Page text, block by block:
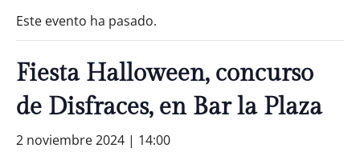
Este evento ha pasado.
Fiesta Halloween, concurso
de Disfraces, en Bar la Plaza
2 noviembre 2024 | 14:00